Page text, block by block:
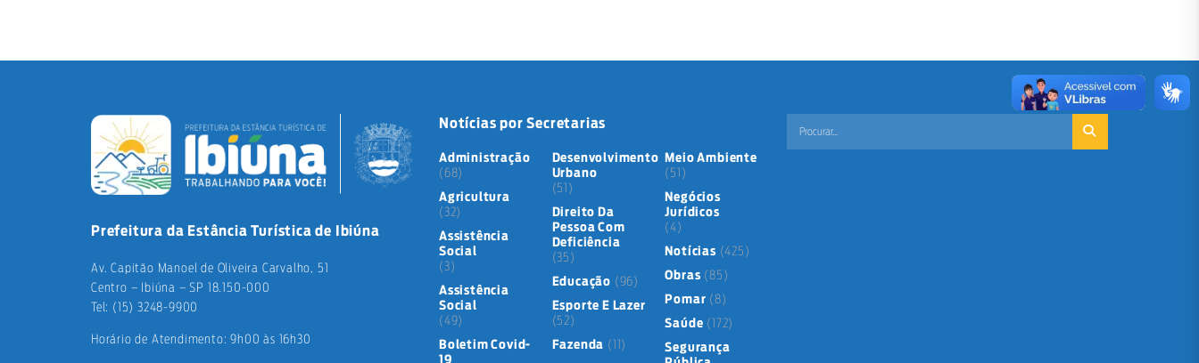
Prefeitura da Estância Turística de Ibiúna
Av. Capitão Manoel de Oliveira Carvalho, 51
Centro – Ibiúna – SP 18.150-000
Tel: (15) 3248-9900
Horário de Atendimento: 9h00 às 16h30
Notícias por Secretarias
Administração
(68)
Agricultura
(32)
Assistência
Social
(3)
Assistência
Social
(49)
Boletim Covid-
19
Desenvolvimento
Urbano
(51)
Direito Da
Pessoa Com
Deficiência
(35)
Educação (96)
Esporte E Lazer
(52)
Fazenda (11)
Meio Ambiente
(51)
Negócios
Jurídicos
(4)
Notícias (425)
Obras (85)
Pomar (8)
Saúde (172)
Segurança